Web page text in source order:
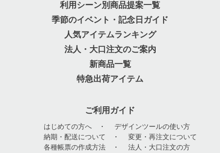
利用シーン別商品提案一覧
季節のイベント・記念日ガイド
人気アイテムランキング
法人・大口注文のご案内
新商品一覧
特急出荷アイテム
ご利用ガイド
はじめての方へ ・ デザインツールの使い方
納期・配送について
・ 変更・再注文について
各種帳票の作成方法 ・ 法人・大口注文の方